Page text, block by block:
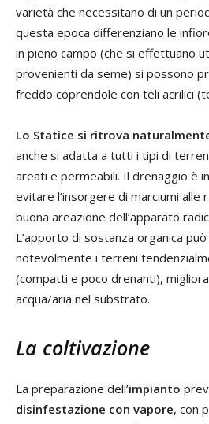
varietà che necessitano di un
questa epoca differenziano le
in pieno campo (che si effettuano
provenienti da seme) si possono
freddo coprendole con teli acrilici
Lo Statice si ritrova
anche si adatta a tutti i tipi di
areati e permeabili. Il drenaggio è
evitare l’insorgere di marciumi alle
buona areazione dell’apparato
L’apporto di sostanza organica
notevolmente i terreni
(compatti e poco drenanti),
acqua/aria nel substrato.
La coltivazione
La preparazione dell’impianto
disinfestazione con vapore, con